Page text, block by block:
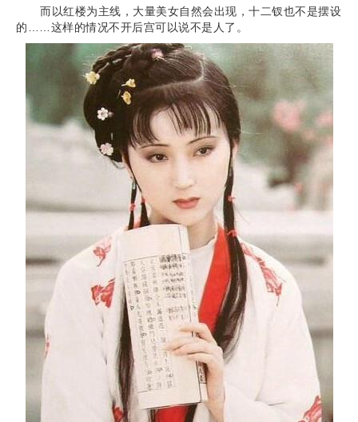
而以红楼为主线，大量美女自然会出现，十二钗也不是摆设
的……这样的情况不开后宫可以说不是人了。